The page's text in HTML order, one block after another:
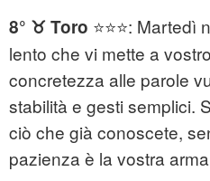
8° ♉ Toro ⭐⭐⭐:
lento che vi mette a
concretezza alle parole
stabilità e gesti semplici.
ciò che già conoscete,
pazienza è la vostra